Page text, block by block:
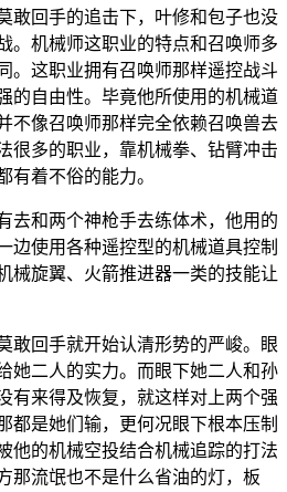
敢回手的追击下，叶修和包子也没
。机械师这职业的特点和召唤师多
。这职业拥有召唤师那样遥控战斗
的自由性。毕竟他所使用的机械道
不像召唤师那样完全依赖召唤兽去
很多的职业，靠机械拳、钻臂冲击
有着不俗的能力。
去和两个神枪手去练体术，他用的
边使用各种遥控型的机械道具控制
械旋翼、火箭推进器一类的技能让
敢回手就开始认清形势的严峻。眼
她二人的实力。而眼下她二人和孙
有来得及恢复，就这样对上两个强
都是她们输，更何况眼下根本压制
他的机械空投结合机械追踪的打法
那流氓也不是什么省油的灯，板